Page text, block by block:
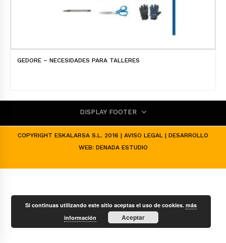
GEDORE – NECESIDADES PARA TALLERES
DISPLAY FOOTER
COPYRIGHT ESKALARSA S.L. 2016 | AVISO LEGAL | DESARROLLO
WEB: DENADA ESTUDIO
Si continuas utilizando este sitio aceptas el uso de cookies.más
información
Aceptar